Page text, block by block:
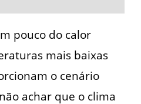
pouco do calor
mais baixas
o cenário
achar que o clima